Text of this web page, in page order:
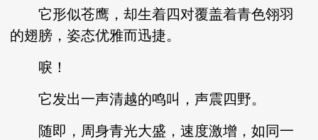
它形似苍鹰，却生着四对覆盖着青色翎羽
的翅膀，姿态优雅而迅捷。
唳！
它发出一声清越的鸣叫，声震四野。
随即，周身青光大盛，速度激增，如同一